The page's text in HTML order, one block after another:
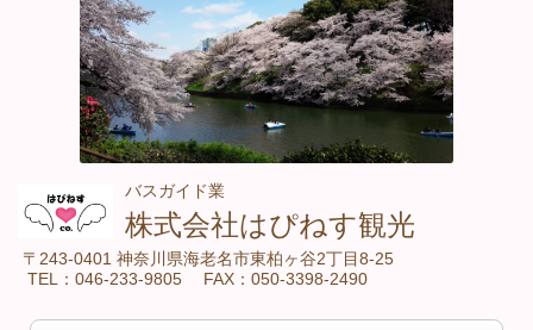
バスガイド業
株式会社はぴねす観光
〒243-0401 神奈川県海老名市東柏ヶ谷2丁目8-25
TEL：046-233-9805 FAX：050-3398-2490